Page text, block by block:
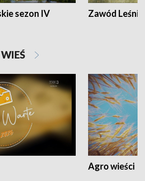
sezon IV Zawód Leśnik
Agro wieści